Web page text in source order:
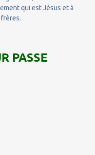
qui est Jésus et à
PASSE